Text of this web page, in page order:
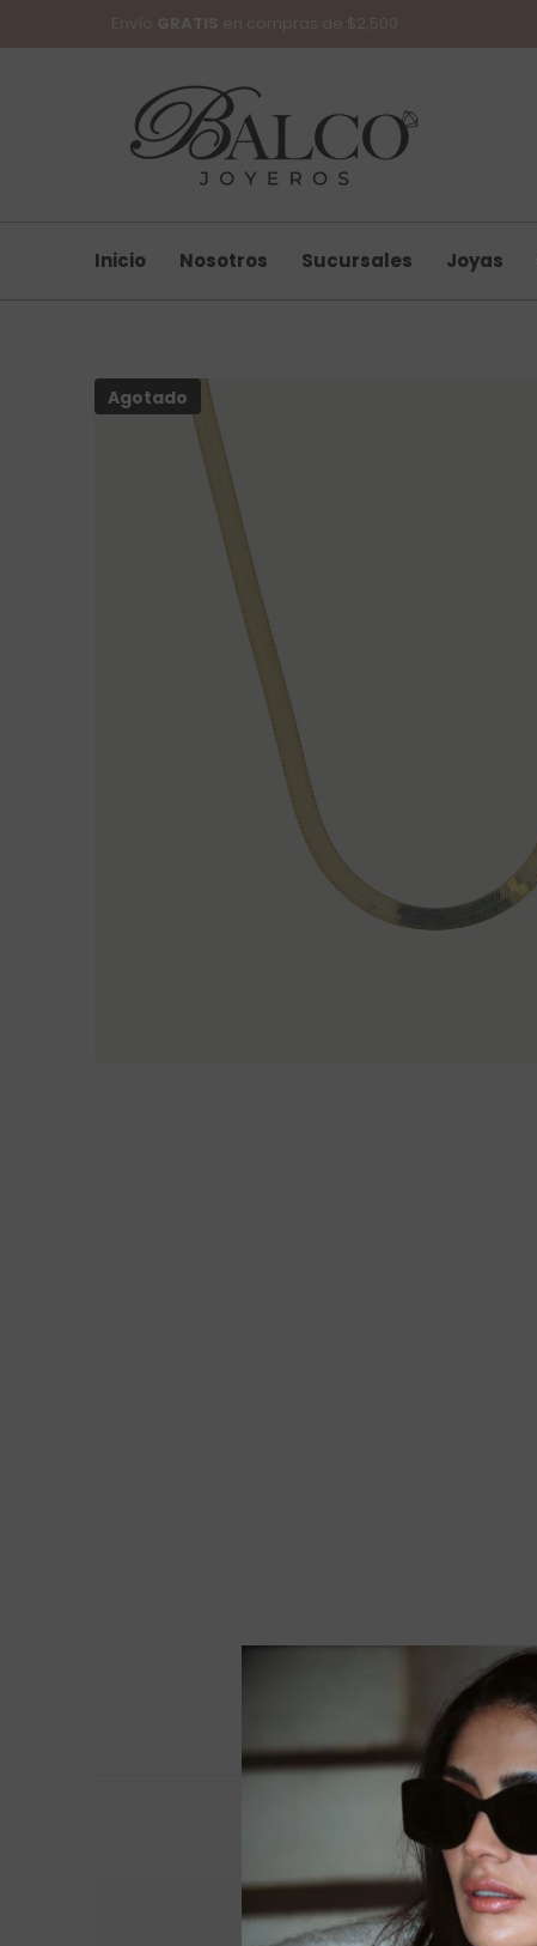
SKIP TO CONTENT
Envío GRATIS en compras de $2,500
Inicio Nosotros Sucursales Joyas
Agotado